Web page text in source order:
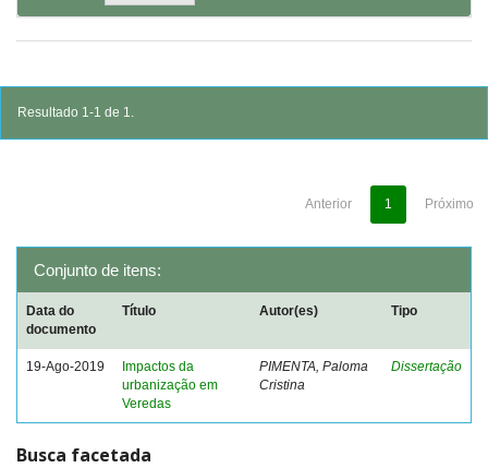
Resultado 1-1 de 1.
Anterior 1 Próximo
Conjunto de itens:
Data do
documento
Título Autor(es) Tipo
19-Ago-2019
Impactos da
urbanização em
Veredas
PIMENTA, Paloma
Cristina
Dissertação
Busca facetada